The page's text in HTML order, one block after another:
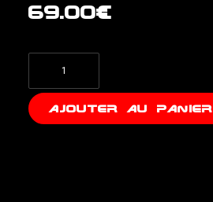
69.00€
Nos
Packs
AJOUTER AU PANIER